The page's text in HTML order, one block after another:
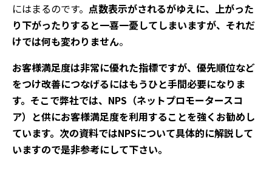
にはまるのです。 点数表示がされるがゆえに、上がった
り下がったりすると一喜一憂してしまいますが、それだ
けでは何も変わりません。
お客様満足度は非常に優れた指標ですが、優先順位など
をつけ改善につなげるにはもうひと手間必要になりま
す。そこで弊社では、NPS（ネットプロモータースコ
ア）と供にお客様満足度を利用することを強くお勧めし
ています。次の資料ではNPSについて具体的に解説して
いますので是非参考にして下さい。